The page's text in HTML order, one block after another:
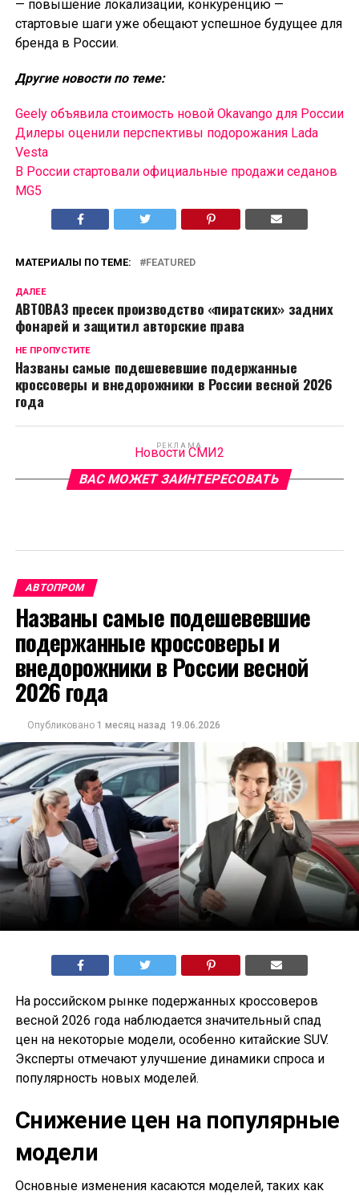
— повышение локализации, конкуренцию —
стартовые шаги уже обещают успешное будущее для
бренда в России.
Другие новости по теме:
Geely объявила стоимость новой Okavango для России
Дилеры оценили перспективы подорожания Lada
Vesta
В России cтартовали официальные продажи седанов
MG5
МАТЕРИАЛЫ ПО ТЕМЕ: FEATURED
ДАЛЕЕ
АВТОВАЗ пресек производство «пиратских» задних
фонарей и защитил авторские права
НЕ ПРОПУСТИТЕ
Названы самые подешевевшие подержанные
кроссоверы и внедорожники в России весной 2026
года
РЕКЛАМА
Новости СМИ2
ВАС МОЖЕТ ЗАИНТЕРЕСОВАТЬ
АВТОПРОМ
Названы самые подешевевшие
подержанные кроссоверы и
внедорожники в России весной
2026 года
Опубликовано 1 месяц назад 19.06.2026
На российском рынке подержанных кроссоверов
весной 2026 года наблюдается значительный спад
цен на некоторые модели, особенно китайские SUV.
Эксперты отмечают улучшение динамики спроса и
популярность новых моделей.
Снижение цен на популярные
модели
Основные изменения касаются моделей, таких как